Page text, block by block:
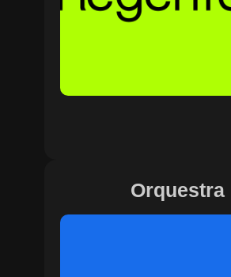
Orquestra